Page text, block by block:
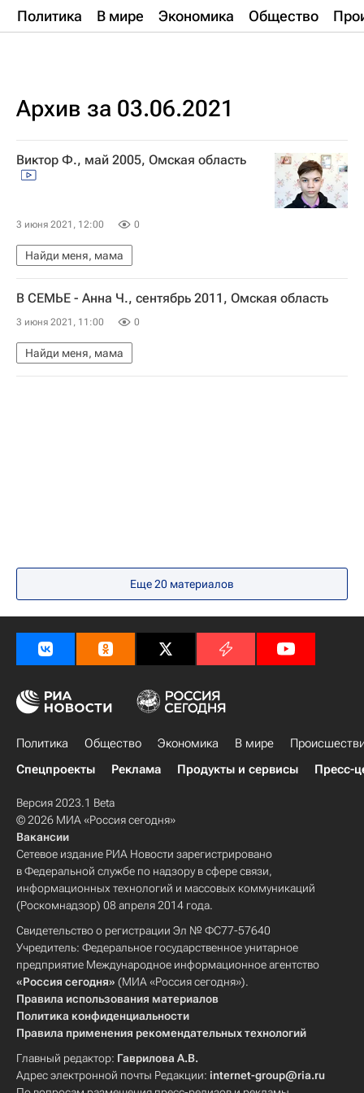
Политика В мире Экономика Общество
Архив за 03.06.2021
Виктор Ф., май 2005, Омская область
3 июня 2021, 12:00 0
Найди меня, мама
В СЕМЬЕ - Анна Ч., сентябрь 2011, Омская область
3 июня 2021, 11:00 0
Найди меня, мама
Еще 20 материалов
Политика Общество Экономика В мире
Спецпроекты
Реклама Продукты и сервисы Пресс-
Версия 2023.1 Beta
© 2026 МИА «Россия сегодня»
Вакансии
Сетевое издание РИА Новости зарегистрировано
в Федеральной службе по надзору в сфере связи,
информационных технологий и массовых коммуникаций
(Роскомнадзор) 08 апреля 2014 года.
Свидетельство о регистрации Эл № ФС77-57640
Учредитель: Федеральное государственное унитарное
предприятие Международное информационное агентство
«Россия сегодня» (МИА «Россия сегодня»).
Правила использования материалов
Политика конфиденциальности
Правила применения рекомендательных технологий
Главный редактор: Гаврилова А.В.
Адрес электронной почты Редакции: internet-group@ria.ru